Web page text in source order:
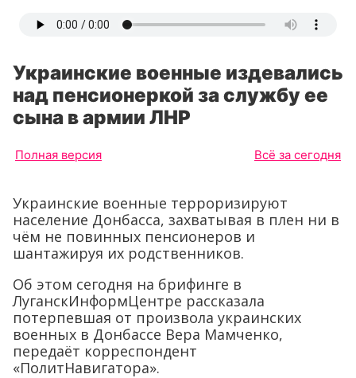
Украинские военные издевались
над пенсионеркой за службу ее
сына в армии ЛНР
Полная версия Всё за сегодня
Украинские военные терроризируют
население Донбасса, захватывая в плен ни в
чём не повинных пенсионеров и
шантажируя их родственников.
Об этом сегодня на брифинге в
ЛуганскИнформЦентре рассказала
потерпевшая от произвола украинских
военных в Донбассе Вера Мамченко,
передаёт корреспондент
«ПолитНавигатора».